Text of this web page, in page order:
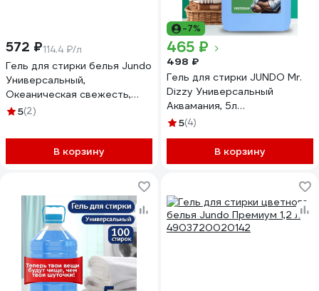
572 ₽114.4 ₽/л
Гель для стирки белья Jundo
Универсальный,
Океаническая свежесть,
концентрированный, 5 л 200
5(2)
В корзину
-7%
465 ₽
498 ₽
Гель для стирки JUNDO Mr.
Dizzy Универсальный
Аквамания, 5л
4640050731859
5(4)
В корзину